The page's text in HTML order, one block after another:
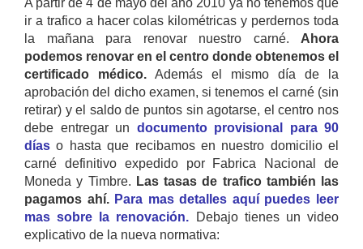
A partir de 4 de mayo del año 2010 ya no tenemos que
ir a trafico a hacer colas kilométricas y perdernos toda
la mañana para renovar nuestro carné. Ahora
podemos renovar en el centro donde obtenemos el
certificado médico. Además el mismo día de la
aprobación del dicho examen, si tenemos el carné (sin
retirar) y el saldo de puntos sin agotarse, el centro nos
debe entregar un documento provisional para 90
días o hasta que recibamos en nuestro domicilio el
carné definitivo expedido por Fabrica Nacional de
Moneda y Timbre. Las tasas de trafico también las
pagamos ahí. Para mas detalles aquí puedes leer
mas sobre la renovación. Debajo tienes un video
explicativo de la nueva normativa: